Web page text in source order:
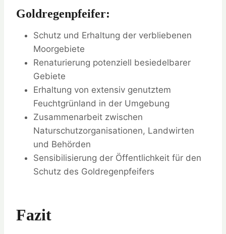
Goldregenpfeifer:
Schutz und Erhaltung der verbliebenen
Moorgebiete
Renaturierung potenziell besiedelbarer
Gebiete
Erhaltung von extensiv genutztem
Feuchtgrünland in der Umgebung
Zusammenarbeit zwischen
Naturschutzorganisationen, Landwirten
und Behörden
Sensibilisierung der Öffentlichkeit für den
Schutz des Goldregenpfeifers
Fazit